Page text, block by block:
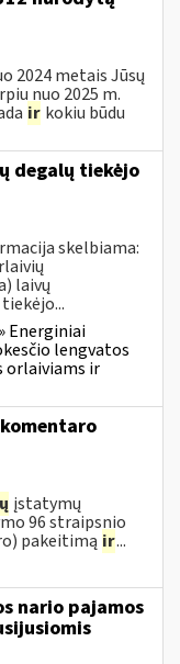
2024 metais Jūsų
nuo 2025 m.
ir kokiu būdu
degalų tiekėjo
skelbiama:
laivų
Energiniai
lengvatos
orlaiviams ir
įstatymų
96 straipsnio
pakeitimą ir...
nario pajamos